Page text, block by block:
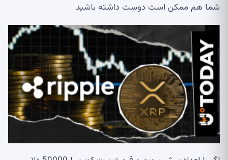
شما هم ممکن است دوست داشته باشید